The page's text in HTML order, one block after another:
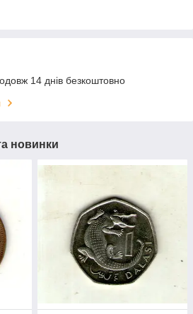
14 днів безкоштовно
новинки